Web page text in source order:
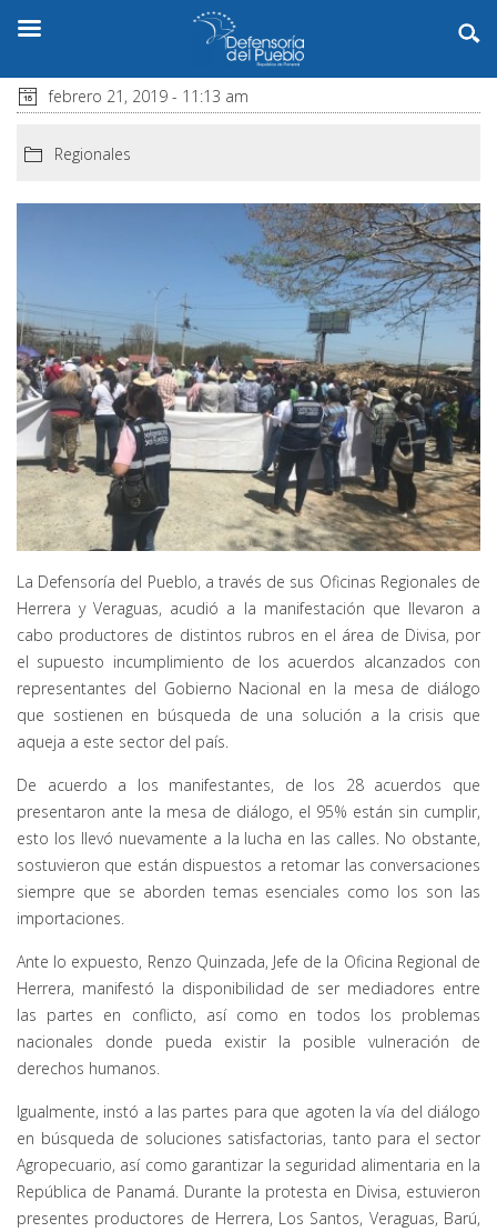
febrero 21, 2019 - 11:13 am
Regionales
La Defensoría del Pueblo, a través de sus Oficinas Regionales de
Herrera y Veraguas, acudió a la manifestación que llevaron a
cabo productores de distintos rubros en el área de Divisa, por
el supuesto incumplimiento de los acuerdos alcanzados con
representantes del Gobierno Nacional en la mesa de diálogo
que sostienen en búsqueda de una solución a la crisis que
aqueja a este sector del país.
De acuerdo a los manifestantes, de los 28 acuerdos que
presentaron ante la mesa de diálogo, el 95% están sin cumplir,
esto los llevó nuevamente a la lucha en las calles. No obstante,
sostuvieron que están dispuestos a retomar las conversaciones
siempre que se aborden temas esenciales como los son las
importaciones.
Ante lo expuesto, Renzo Quinzada, Jefe de la Oficina Regional de
Herrera, manifestó la disponibilidad de ser mediadores entre
las partes en conflicto, así como en todos los problemas
nacionales donde pueda existir la posible vulneración de
derechos humanos.
Igualmente, instó a las partes para que agoten la vía del diálogo
en búsqueda de soluciones satisfactorias, tanto para el sector
Agropecuario, así como garantizar la seguridad alimentaria en la
República de Panamá. Durante la protesta en Divisa, estuvieron
presentes productores de Herrera, Los Santos, Veraguas, Barú,